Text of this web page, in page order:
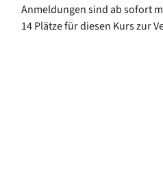
Anmeldungen sind ab sofort
14 Plätze für diesen Kurs zur